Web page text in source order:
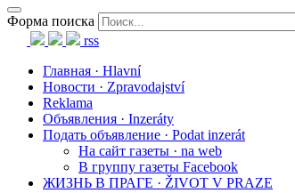
Форма поиска
rss
Главная · Hlavní
Новости · Zpravodajství
Reklama
Объявления · Inzeráty
Подать объявление · Podat inzerát
На сайт газеты · na web
В группу газеты Facebook
ЖИЗНЬ В ПРАГЕ · ŽIVOT V PRAZE